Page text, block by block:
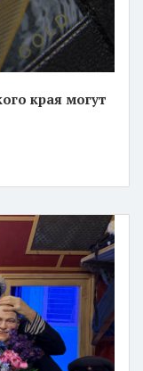
края могут